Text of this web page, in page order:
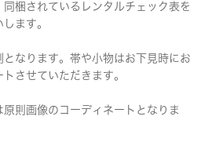
梱されているレンタルチェック表を
ます。
なります。帯や小物はお下見時にお
させていただきます。
則画像のコーディネートとなりま